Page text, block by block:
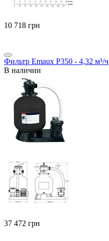
‍10 718‍ грн
Фильтр Emaux P350 - 4,32 м³/ч
В наличии
‍37 472‍ грн